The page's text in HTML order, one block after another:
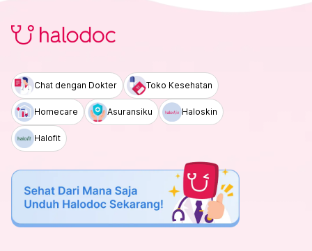
Chat dengan Dokter Toko Kesehatan
Homecare Asuransiku Haloskin
Halofit